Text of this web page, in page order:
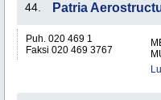
44. Patria
Puh. 020 469 1
Faksi 020 469 3767